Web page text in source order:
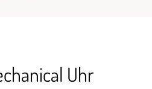
Uhr